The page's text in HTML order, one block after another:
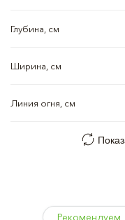
Глубина, см
Ширина, см
Линия огня, см
Рекомендуем